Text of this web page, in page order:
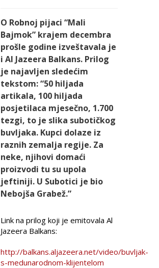
O Robnoj pijaci “Mali
Bajmok” krajem decembra
prošle godine izveštavala je
i Al Jazeera Balkans. Prilog
je najavljen sledećim
tekstom: “50 hiljada
artikala, 100 hiljada
posjetilaca mjesečno, 1.700
tezgi, to je slika subotičkog
buvljaka. Kupci dolaze iz
raznih zemalja regije. Za
neke, njihovi domaći
proizvodi tu su upola
jeftiniji. U Subotici je bio
Nebojša Grabež.”
Link na prilog koji je emitovala Al
Jazeera Balkans:
http://balkans.aljazeera.net/video/buvljak-
s-medunarodnom-klijentelom